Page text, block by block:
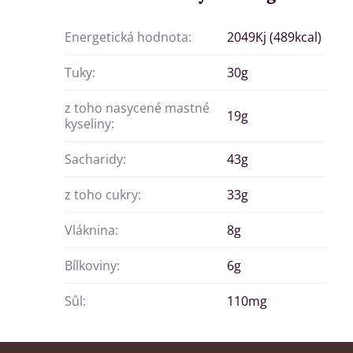
Energetická hodnota: 2049Kj (489kcal)
Tuky: 30g
z toho nasycené mastné
kyseliny:
19g
Sacharidy: 43g
z toho cukry: 33g
Vláknina: 8g
Bílkoviny: 6g
Sůl: 110mg